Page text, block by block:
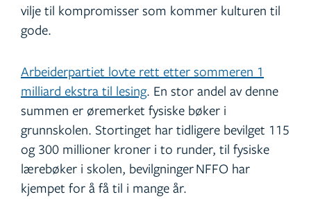
vilje til kompromisser som kommer kulturen til
gode.
Arbeiderpartiet lovte rett etter sommeren 1
milliard ekstra til lesing. En stor andel av denne
summen er øremerket fysiske bøker i
grunnskolen. Stortinget har tidligere bevilget 115
og 300 millioner kroner i to runder, til fysiske
lærebøker i skolen, bevilgninger NFFO har
kjempet for å få til i mange år.